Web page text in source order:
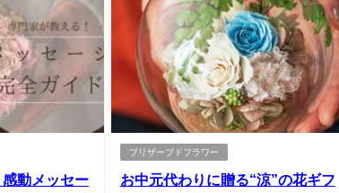
動メッセー
プリザーブドフラワー
お中元代わりに贈る“涼”の花ギフ